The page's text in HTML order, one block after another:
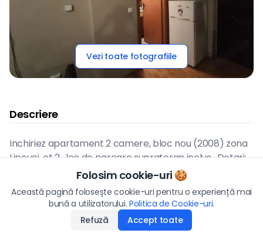
Vezi toate fotografiile
Descriere
Inchiriez apartament 2 camere, bloc nou (2008) zona
Lipovei, et 2 , loc de parcare suprateran inclus . Dotari:
centrala termica in condensare ,termopane, aer
conditionat, masina de spalat, frigider, aragaz.Chirie
lunara 1800 lei+1800 lei garantie
Preț/lună
352€
21.04.2026
Aplică
Folosim cookie-uri 🍪
Această pagină folosește cookie-uri pentru o experiență mai
bună a utilizatorului. Politica de Cookie-uri.
Refuză
Accept toate